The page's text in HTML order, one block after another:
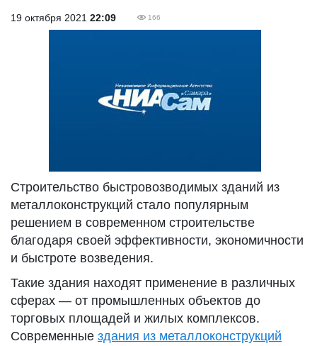
19 октября 2021 22:09 166
Строительство быстровозводимых зданий из
металлоконструкций стало популярным
решением в современном строительстве
благодаря своей эффективности, экономичности
и быстроте возведения.
Такие здания находят применение в различных
сферах — от промышленных объектов до
торговых площадей и жилых комплексов.
Современные здания из металлоконструкций